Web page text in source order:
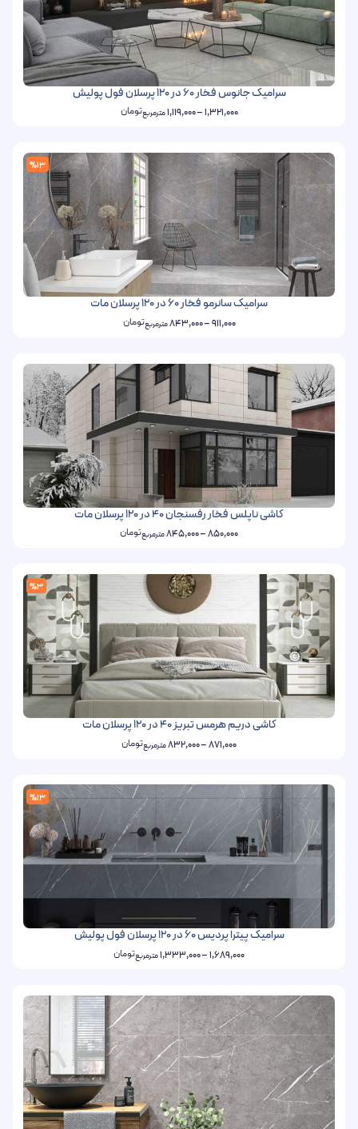
سرامیک جانوس فخار 60 در 120 پرسلان فول پولیش
1,321,000
–
1,119,000مترمربعتومان
%13
سرامیک سانرمو فخار 60 در 120 پرسلان مات
911,000
–
843,000مترمربعتومان
کاشی ناپلس فخار رفسنجان 40 در 120 پرسلان مات
850,000
–
845,000مترمربعتومان
%3
کاشی دریم هرمس تبریز 40 در 120 پرسلان مات
871,000
–
832,000مترمربعتومان
%13
سرامیک پیترا پردیس 60 در 120 پرسلان فول پولیش
1,689,000
–
1,333,000مترمربعتومان